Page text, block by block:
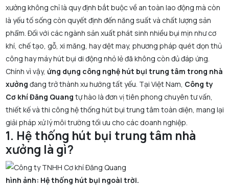
xưởng không chỉ là quy định bắt buộc về an toàn lao động mà còn
là yếu tố sống còn quyết định đến năng suất và chất lượng sản
phẩm. Đối với các ngành sản xuất phát sinh nhiều bụi mịn như cơ
khí, chế tạo, gỗ, xi măng, hay dệt may, phương pháp quét dọn thủ
công hay máy hút bụi di động nhỏ lẻ đã không còn đủ đáp ứng.
Chính vì vậy, ứng dụng công nghệ hút bụi trung tâm trong nhà
xưởng đang trở thành xu hướng tất yếu. Tại Việt Nam, Công ty
Cơ khí Đăng Quang tự hào là đơn vị tiên phong chuyên tư vấn,
thiết kế và thi công hệ thống hút bụi trung tâm toàn diện, mang lại
giải pháp xử lý môi trường tối ưu cho các doanh nghiệp.
1. Hệ thống hút bụi trung tâm nhà
xưởng là gì?
hình ảnh: Hệ thống hút bụi ngoài trời.